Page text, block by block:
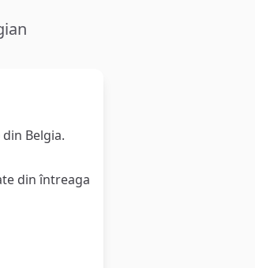
din Belgia.
din întreaga